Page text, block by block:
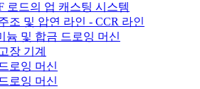
로드의 업 캐스팅 시스템
조 및 압연 라인 - CCR 라인
늄 및 합금 드로잉 머신
장 기계
로잉 머신
로잉 머신